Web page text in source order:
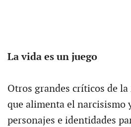
La vida es un juego
Otros grandes críticos de
que alimenta el narcisismo
personajes e identidades